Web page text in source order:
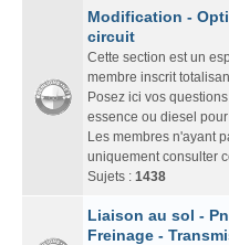
Modification -
circuit
Cette section est un
membre inscrit
Posez ici vos
essence ou diesel
Les membres n'ayant
uniquement consulter
Sujets : 1438
Liaison au sol -
Freinage -